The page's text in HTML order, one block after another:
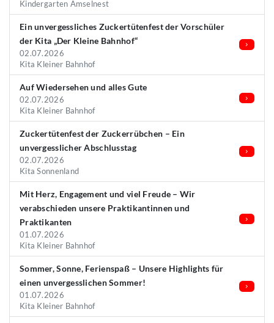
Kindergarten Amselnest
Ein unvergessliches Zuckertütenfest der Vorschüler
der Kita „Der Kleine Bahnhof“
02.07.2026
Kita Kleiner Bahnhof
Auf Wiedersehen und alles Gute
02.07.2026
Kita Kleiner Bahnhof
Zuckertütenfest der Zuckerrübchen – Ein
unvergesslicher Abschlusstag
02.07.2026
Kita Sonnenland
Mit Herz, Engagement und viel Freude – Wir
verabschieden unsere Praktikantinnen und
Praktikanten
01.07.2026
Kita Kleiner Bahnhof
Sommer, Sonne, Ferienspaß – Unsere Highlights für
einen unvergesslichen Sommer!
01.07.2026
Kita Kleiner Bahnhof